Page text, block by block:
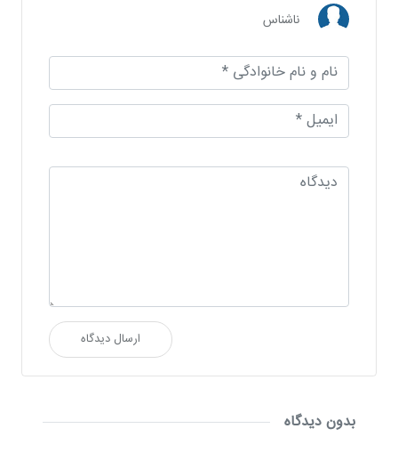
ناشناس
ارسال دیدگاه
بدون دیدگاه